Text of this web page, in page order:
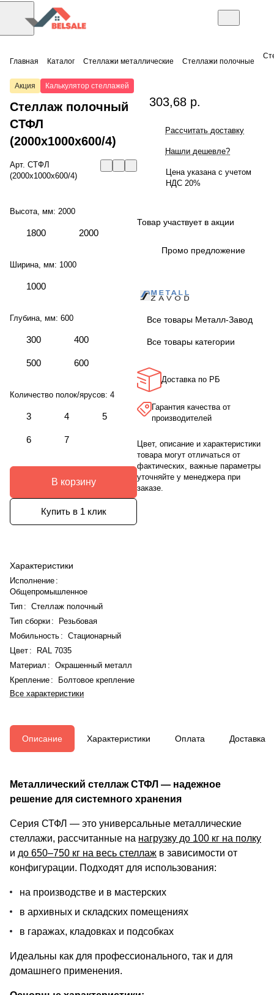
Главная Каталог Стеллажи металлические Стеллажи полочные
Акция Калькулятор стеллажей
Стеллаж полочный
СТФЛ
(2000x1000x600/4)
Арт. СТФЛ
(2000x1000x600/4)
Высота, мм: 2000
1800 2000
Ширина, мм: 1000
1000
Глубина, мм: 600
300 400
500 600
Количество полок/ярусов: 4
3 4 5
6 7
В корзину
Купить в 1 клик
Характеристики
Исполнение :
Общепромышленное
Тип : Стеллаж полочный
Тип сборки:
Резьбовая
Мобильность : Стационарный
Цвет :
RAL 7035
Материал : Окрашенный металл
Крепление :
Болтовое крепление
Все характеристики
303,68 р.
Рассчитать доставку
Нашли дешевле?
Цена указана с учетом
НДС 20%
Товар участвует в акции
Промо предложение
Все товары Металл-Завод
Все товары категории
Доставка по РБ
Гарантия качества от
производителей
Цвет, описание и характеристики
товара могут отличаться от
фактических, важные параметры
уточняйте у менеджера при
заказе.
Описание Характеристики Оплата Доставка
Металлический стеллаж СТФЛ — надежное
решение для системного хранения
Серия СТФЛ — это универсальные металлические
стеллажи, рассчитанные на нагрузку до 100 кг на полку
и до 650–750 кг на весь стеллаж в зависимости от
конфигурации. Подходят для использования:
на производстве и в мастерских
в архивных и складских помещениях
в гаражах, кладовках и подсобках
Идеальны как для профессионального, так и для
домашнего применения.